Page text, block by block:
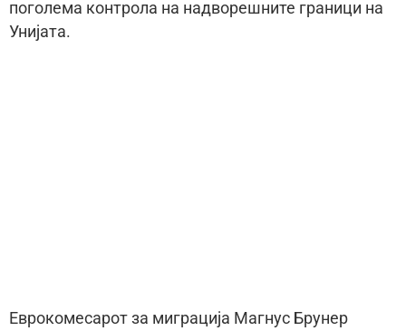
поголема контрола на надворешните граници на
Унијата.
Еврокомесарот за миграција Магнус Брунер